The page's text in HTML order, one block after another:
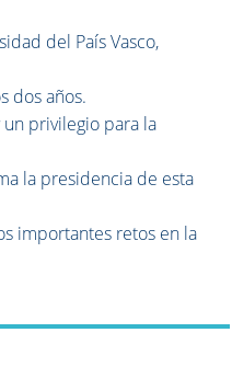
del País Vasco,
dos años.
privilegio para la
la presidencia de esta
importantes retos en la